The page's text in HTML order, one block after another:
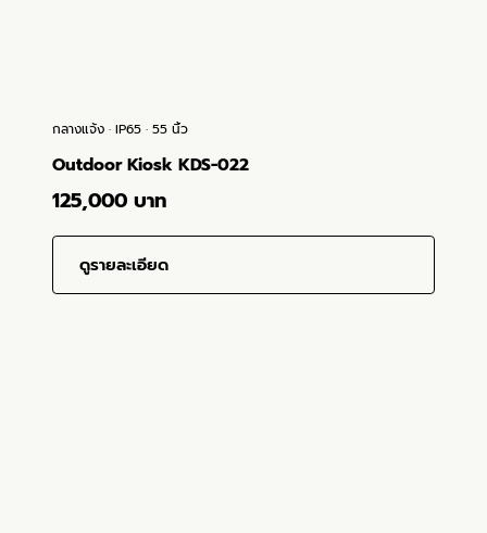
กลางแจ้ง · IP65 · 55 นิ้ว
Outdoor Kiosk KDS-022
125,000 บาท
ดูรายละเอียด